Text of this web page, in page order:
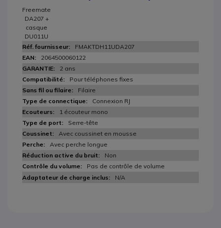
Freemate
DA207 +
casque
DU011U
FMAKTDH11UDA207
2064500060122
2 ans
Pour téléphones fixes
Filaire
Connexion RJ
1 écouteur mono
Serre-tête
Avec coussinet en mousse
Avec perche longue
Non
Pas de contrôle de volume
N/A